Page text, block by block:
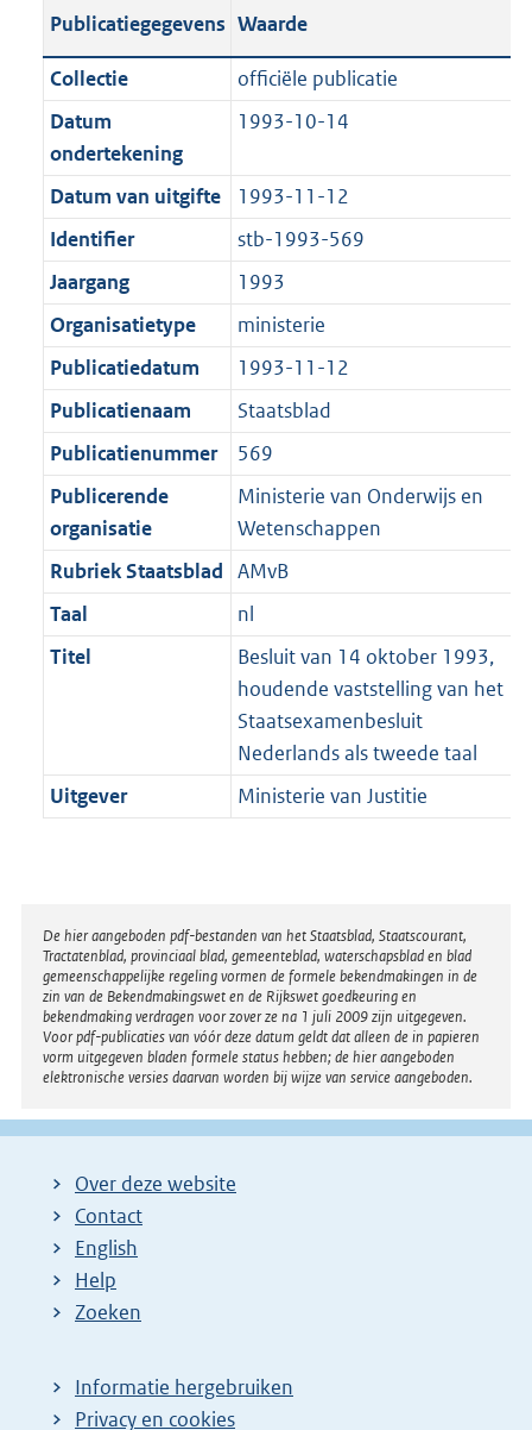
l
c
a
t
i
e
i
f
o
r
m
a
a
t
o
t
1
9
b
a
n
d
s
r
o
o
t
e
:
1
b
a
n
d
g
r
o
t
e
:
K
b
Publicatiegegevens Waarde
Collectie
officiële publicatie
Datum
ondertekening
1993-10-14
Datum van uitgifte
1993-11-12
Identifier
stb-1993-569
Jaargang
1993
Organisatietype
ministerie
Publicatiedatum
1993-11-12
Publicatienaam
Staatsblad
Publicatienummer
569
Publicerende
organisatie
Ministerie van Onderwijs en
Wetenschappen
Rubriek Staatsblad AMvB
Taal
nl
Titel
Besluit van 14 oktober 1993,
houdende vaststelling van het
Staatsexamenbesluit
Nederlands als tweede taal
Uitgever
Ministerie van Justitie
Disclaimer
De hier aangeboden pdf-bestanden van het Staatsblad, Staatscourant,
Tractatenblad, provinciaal blad, gemeenteblad, waterschapsblad en blad
gemeenschappelijke regeling vormen de formele bekendmakingen in de
zin van de Bekendmakingswet en de Rijkswet goedkeuring en
bekendmaking verdragen voor zover ze na 1 juli 2009 zijn uitgegeven.
Voor pdf-publicaties van vóór deze datum geldt dat alleen de in papieren
vorm uitgegeven bladen formele status hebben; de hier aangeboden
elektronische versies daarvan worden bij wijze van service aangeboden.
Over deze website
Contact
English
Help
Zoeken
Informatie hergebruiken
Privacy en cookies